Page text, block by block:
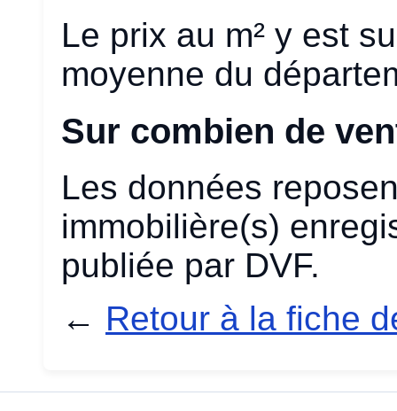
Le prix au m² y est
moyenne du
Sur combien de
Les données
immobilière(s)
publiée par DVF.
← Retour à la fiche